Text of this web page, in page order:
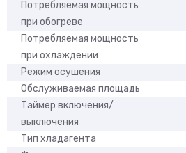
Потребляемая мощность
при обогреве
Потребляемая мощность
при охлаждении
Режим осушения
Обслуживаемая площадь
Таймер включения/
выключения
Тип хладагента